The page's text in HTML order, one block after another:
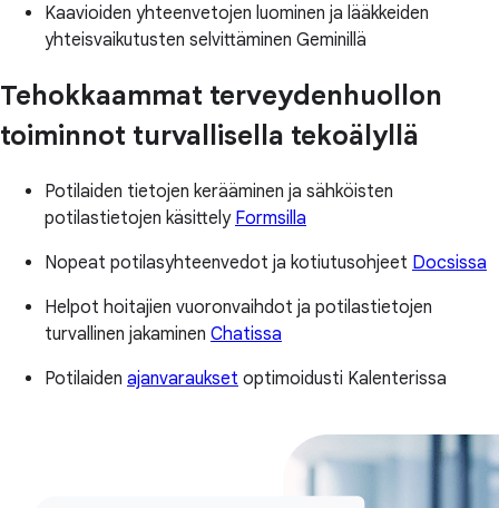
Kaavioiden yhteenvetojen luominen ja lääkkeiden
yhteisvaikutusten selvittäminen Geminillä
Tehokkaammat terveydenhuollon
toiminnot turvallisella tekoälyllä
Potilaiden tietojen kerääminen ja sähköisten
potilastietojen käsittely Formsilla
Nopeat potilasyhteenvedot ja kotiutusohjeet Docsissa
Helpot hoitajien vuoronvaihdot ja potilastietojen
turvallinen jakaminen Chatissa
Potilaiden ajanvaraukset optimoidusti Kalenterissa